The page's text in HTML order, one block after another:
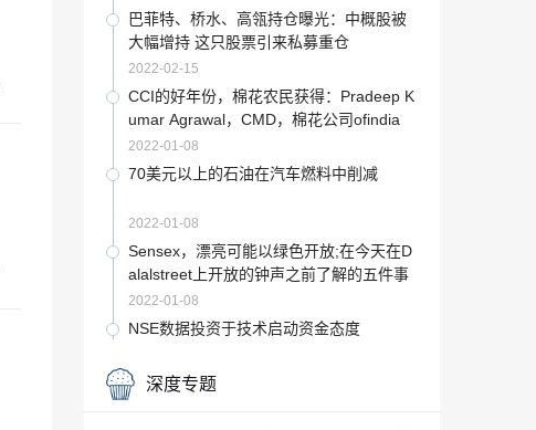
巴菲特、桥水、高瓴持仓曝光：中概股被
大幅增持 这只股票引来私募重仓
2022-02-15
CCI的好年份，棉花农民获得：Pradeep K
umar Agrawal，CMD，棉花公司ofindia
2022-01-08
70美元以上的石油在汽车燃料中削减
2022-01-08
Sensex，漂亮可能以绿色开放;在今天在D
alalstreet上开放的钟声之前了解的五件事
2022-01-08
NSE数据投资于技术启动资金态度
2022-01-08
深度专题